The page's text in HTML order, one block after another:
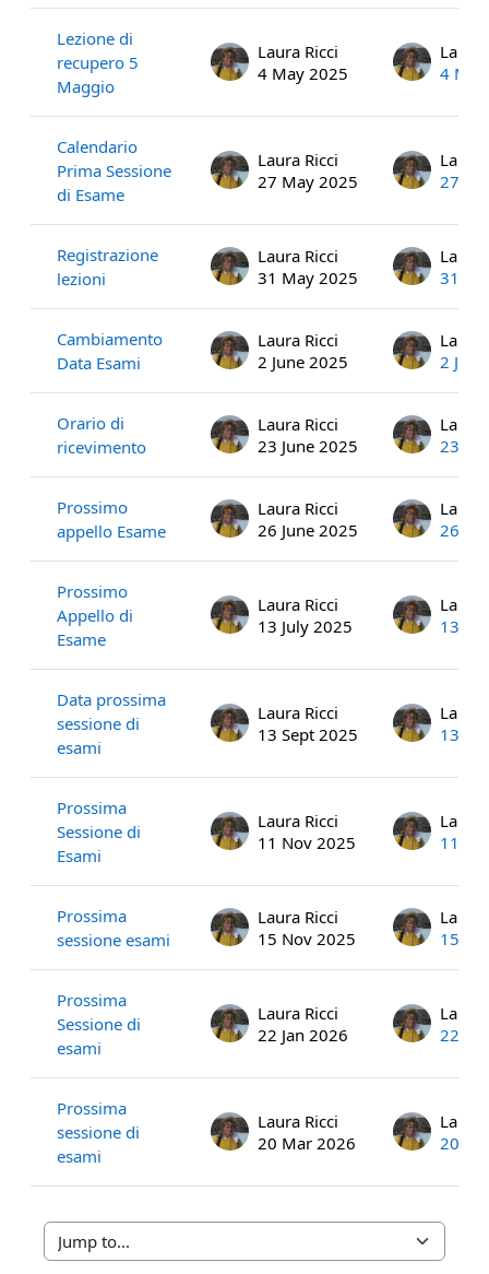
Lezione di
recupero 5
Maggio
Laura Ricci
4 May 2025
Laura
4
Calendario
Prima Sessione
di Esame
Laura Ricci
27 May 2025
Laura
27
Registrazione
lezioni
Laura Ricci
31 May 2025
Laura
31
Cambiamento
Data Esami
Laura Ricci
2 June 2025
Laura
2
Orario di
ricevimento
Laura Ricci
23 June 2025
Laura
23
Prossimo
appello Esame
Laura Ricci
26 June 2025
Laura
26
Prossimo
Appello di
Esame
Laura Ricci
13 July 2025
Laura
13
Data prossima
sessione di
esami
Laura Ricci
13 Sept 2025
Laura
13
Prossima
Sessione di
Esami
Laura Ricci
11 Nov 2025
Laura
11
Prossima
sessione esami
Laura Ricci
15 Nov 2025
Laura
15
Prossima
Sessione di
esami
Laura Ricci
22 Jan 2026
Laura
22
Prossima
sessione di
esami
Laura Ricci
20 Mar 2026
Laura
20
Jump to...